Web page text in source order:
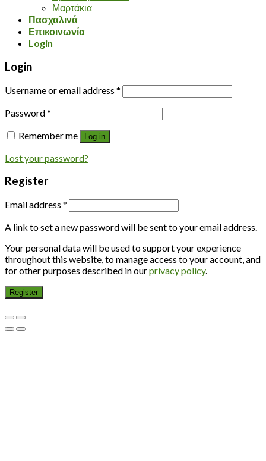
Μαρτάκια
Πασχαλινά
Επικοινωνία
Login
Login
Username or email address *
Password*
Remember me
Log in
Lost your password?
Register
Email address *
A link to set a new password will be sent to your email address.
Your personal data will be used to support your experience
throughout this website, to manage access to your account, and
for other purposes described in ourprivacy policy.
Register